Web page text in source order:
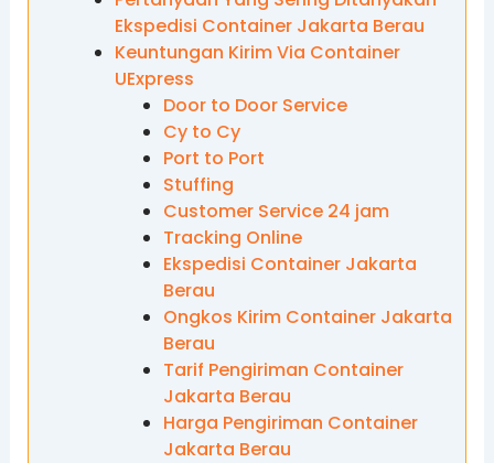
Ekspedisi Container Jakarta Berau
Keuntungan Kirim Via Container
UExpress
Door to Door Service
Cy to Cy
Port to Port
Stuffing
Customer Service 24 jam
Tracking Online
Ekspedisi Container Jakarta
Berau
Ongkos Kirim Container Jakarta
Berau
Tarif Pengiriman Container
Jakarta Berau
Harga Pengiriman Container
Jakarta Berau